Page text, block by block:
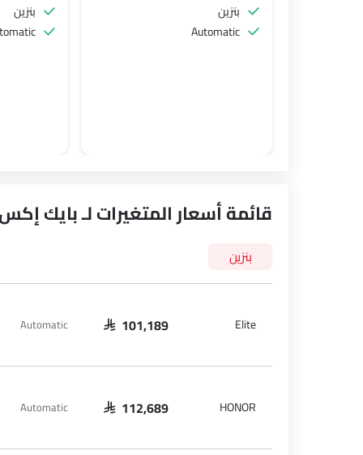
بنزين
Automatic
بنزين
قائمة أسعار المتغيرات لـ بايك إكس 7
بنزين
Elite
SAR 101,189
Automatic
HONOR
SAR 112,689
Automatic